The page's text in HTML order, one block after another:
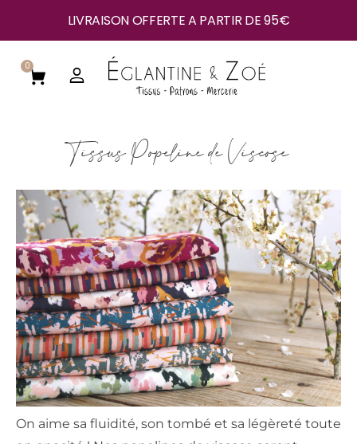
LIVRAISON OFFERTE A PARTIR DE 95€
0
Tissus Popeline de Viscose
On aime sa fluidité, son tombé et sa légèreté toute